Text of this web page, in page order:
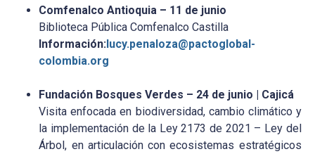
Comfenalco Antioquia – 11 de junio
Biblioteca Pública Comfenalco Castilla
Información:lucy.penaloza@pactoglobal-
colombia.org
Fundación Bosques Verdes – 24 de junio | Cajicá
Visita enfocada en biodiversidad, cambio climático y
la implementación de la Ley 2173 de 2021 – Ley del
Árbol, en articulación con ecosistemas estratégicos